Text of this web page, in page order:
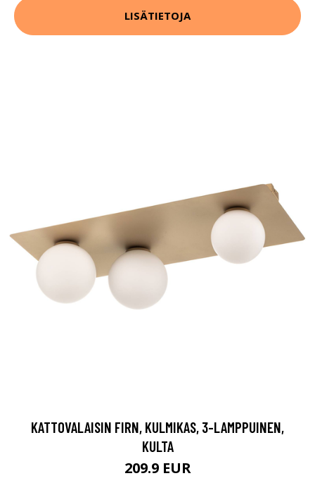
LISÄTIETOJA
KATTOVALAISIN FIRN, KULMIKAS, 3-LAMPPUINEN,
KULTA
209.9 EUR